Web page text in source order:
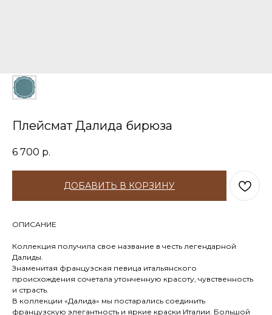
Плейсмат Далида бирюза
6 700 р.
ДОБАВИТЬ В КОРЗИНУ
ОПИСАНИЕ
Коллекция получила свое название в честь легендарной
Далиды.
Знаменитая французская певица итальянского
происхождения сочетала утонченную красоту, чувственность
и страсть.
В коллекции «Далида» мы постарались соединить
французскую элегантность и яркие краски Италии. Большой